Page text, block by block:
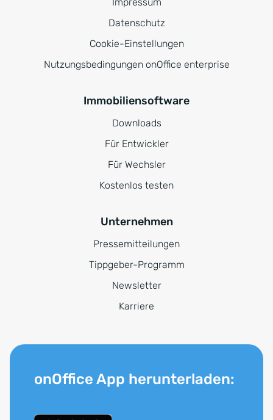
Datenschutz
Cookie-Einstellungen
Nutzungsbedingungen onOffice enterprise
Immobiliensoftware
Downloads
Für Entwickler
Für Wechsler
Kostenlos testen
Unternehmen
Pressemitteilungen
Tippgeber-Programm
Newsletter
Karriere
onOffice App herunterladen: